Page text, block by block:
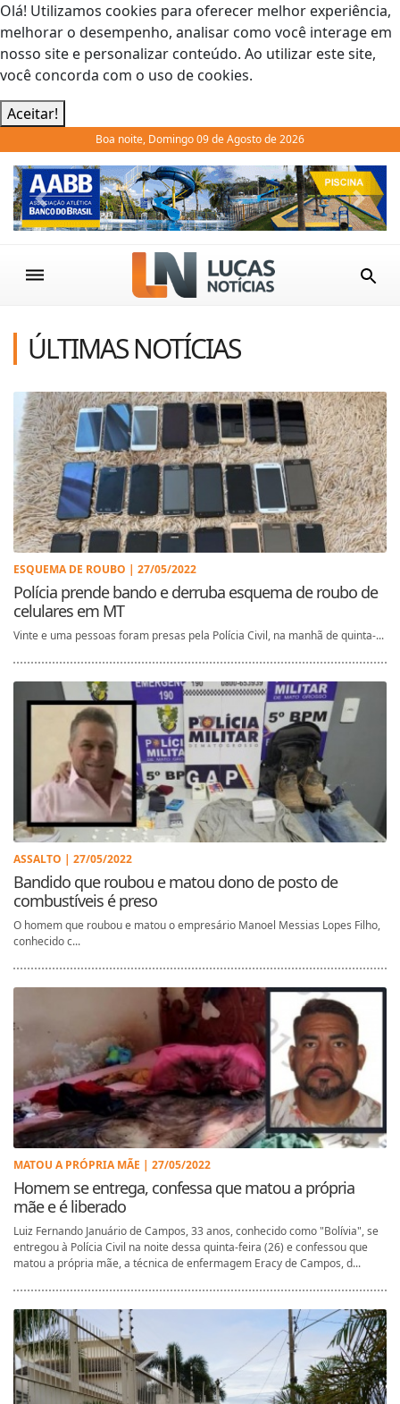
Olá! Utilizamos cookies para oferecer melhor experiência,
melhorar o desempenho, analisar como você interage em
nosso site e personalizar conteúdo. Ao utilizar este site,
você concorda com o uso de cookies.
Aceitar!
Boa noite, Domingo 09 de Agosto de 2026
Previous Next
ÚLTIMAS NOTÍCIAS
ESQUEMA DE ROUBO | 27/05/2022
Polícia prende bando e derruba esquema de roubo de
celulares em MT
Vinte e uma pessoas foram presas pela Polícia Civil, na manhã de quinta-...
ASSALTO | 27/05/2022
Bandido que roubou e matou dono de posto de
combustíveis é preso
O homem que roubou e matou o empresário Manoel Messias Lopes Filho,
conhecido c...
MATOU A PRÓPRIA MÃE | 27/05/2022
Homem se entrega, confessa que matou a própria
mãe e é liberado
Luiz Fernando Januário de Campos, 33 anos, conhecido como "Bolívia", se
entregou à Polícia Civil na noite dessa quinta-feira (26) e confessou que
matou a própria mãe, a técnica de enfermagem Eracy de Campos, d...